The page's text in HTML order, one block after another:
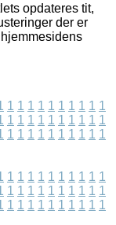
opdateres tit,
der er
1 1 1 1 1 1 1 1 1 1
1 1 1 1 1 1 1 1 1 1
1 1 1 1 1 1 1 1 1 1
1 1 1 1 1 1 1 1 1 1
1 1 1 1 1 1 1 1 1 1
1 1 1 1 1 1 1 1 1 1